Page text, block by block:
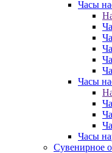
Часы
Часы
Часы
Сувенирное